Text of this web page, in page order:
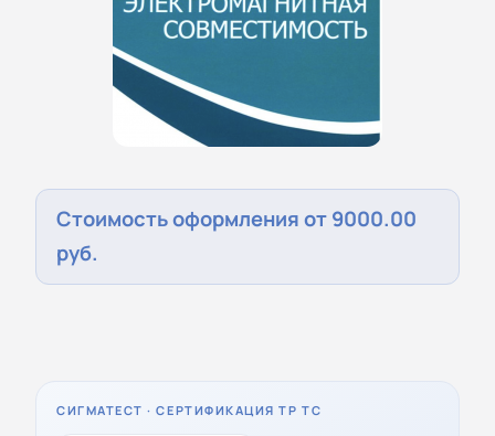
Стоимость оформления от 9000.00
руб.
СИГМАТЕСТ · СЕРТИФИКАЦИЯ ТР ТС